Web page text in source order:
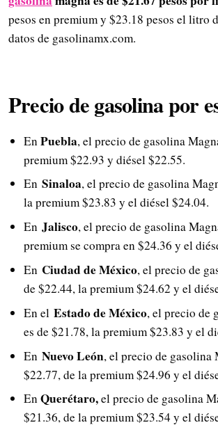
pesos en premium y $23.18 pesos el litro
datos de gasolinamx.com.
Precio de gasolina por
EnPuebla, el precio de gasolina
premium $22.93 y diésel $22.55.
En Sinaloa, el precio de gasolina
la premium $23.83 y el diésel $24.04.
En Jalisco, el precio de gasolina
premium se compra en $24.36 y el
En Ciudad de México, el precio de
de $22.44, la premium $24.62 y el
En el Estado de México, el precio de
es de $21.78, la premium $23.83 y el
En Nuevo León, el precio de gasolina
$22.77, de la premium $24.96 y el
EnQuerétaro,el precio de gasolina
$21.36, de la premium $23.54 y el